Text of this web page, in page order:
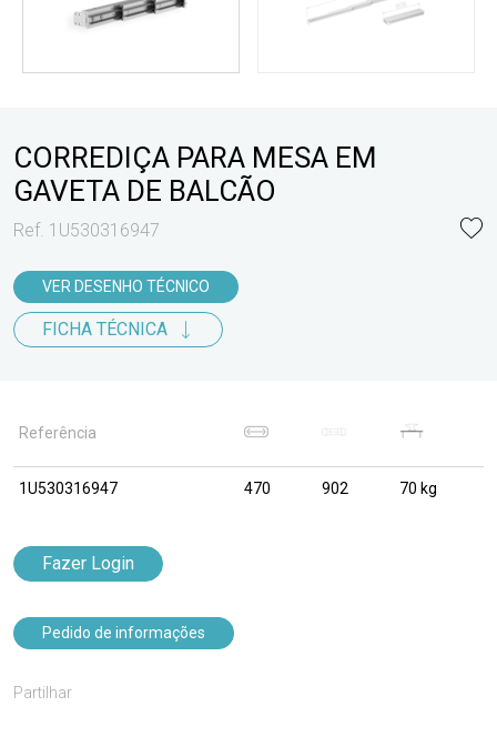
CORREDIÇA PARA MESA EM
GAVETA DE BALCÃO
Ref. 1U530316947
VER DESENHO TÉCNICO
FICHA TÉCNICA
Referência
1U530316947 470 902 70 kg
Fazer Login
Pedido de informações
Partilhar